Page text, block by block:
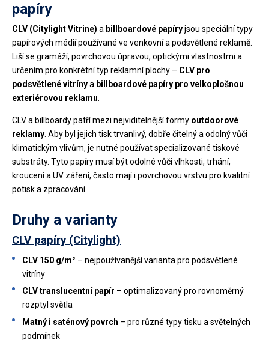
papíry
CLV (Citylight Vitrine) a billboardové papíryjsou speciální typy
papírových médií používané ve venkovní a podsvětlené reklamě.
Liší se gramáží, povrchovou úpravou, optickými vlastnostmi a
určením pro konkrétní typ reklamní plochy – CLV pro
podsvětlené vitrínya billboardové papíry pro velkoplošnou
exteriérovou reklamu.
CLV a billboardy patří mezi nejviditelnější formy outdoorové
reklamy. Aby byl jejich tisk trvanlivý, dobře čitelný a odolný vůči
klimatickým vlivům, je nutné používat specializované tiskové
substráty. Tyto papíry musí být odolné vůči vlhkosti, trhání,
kroucení a UV záření, často mají i povrchovou vrstvu pro kvalitní
potisk a zpracování.
Druhy a varianty
CLV papíry (Citylight)
CLV 150 g/m²– nejpoužívanější varianta pro podsvětlené
vitríny
CLV translucentní papír – optimalizovaný pro rovnoměrný
rozptyl světla
Matný i saténový povrch – pro různé typy tisku a světelných
podmínek